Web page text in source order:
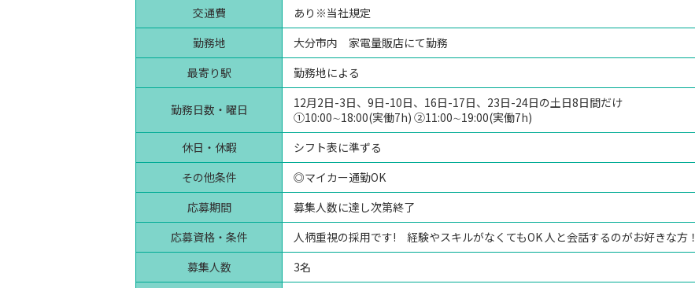
交通費
あり※当社規定
勤務地
大分市内 家電量販店にて勤務
最寄り駅
勤務地による
勤務日数・曜日
12月2日-3日、9日-10日、16日-17日、23日-24日の土日8日間だけ
①10:00∼18:00(実働7h) ②11:00∼19:00(実働7h)
休日・休暇
シフト表に準ずる
その他条件
◎マイカー通勤OK
応募期間
募集人数に達し次第終了
応募資格・条件
人柄重視の採用です! 経験やスキルがなくてもOK 人と会話するのがお好きな方！
募集人数
3名